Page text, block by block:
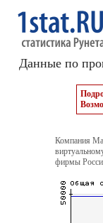
Данные по
Компания
фирмы